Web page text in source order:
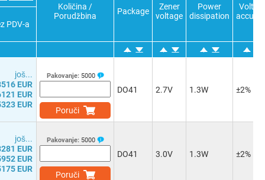
Količina /
Porudžbina
Package
Zener
voltage
Power
dissipation
PDV-a
јоš...
EUR
EUR
EUR
Pakovanje: 5000
Poruči
DO41 2.7V 1.3W ±2%
јоš...
EUR
EUR
EUR
Pakovanje: 5000
Poruči
DO41 3.0V 1.3W ±2%